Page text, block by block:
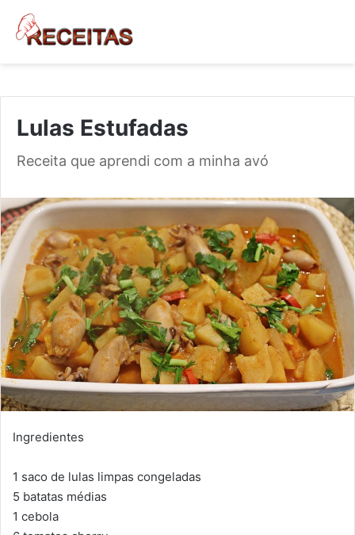
Lulas Estufadas
Receita que aprendi com a minha avó
Ingredientes
1 saco de lulas limpas congeladas
5 batatas médias
1 cebola